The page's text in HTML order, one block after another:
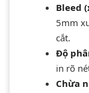
Bleed
5mm
cắt.
Độ
in rõ
Chừa